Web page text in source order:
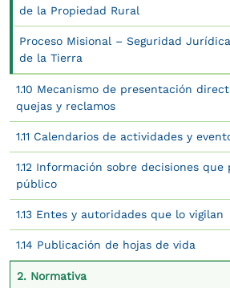
de la Propiedad Rural
Proceso Misional – Seguridad
de la Tierra
1.10 Mecanismo de presentación
quejas y reclamos
1.11 Calendarios de actividades y
1.12 Información sobre decisiones
público
1.13 Entes y autoridades que lo vigilan
1.14 Publicación de hojas de vida
2. Normativa